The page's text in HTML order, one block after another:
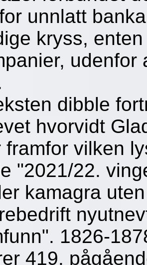
unnlatt
kryss,
dibble
hvorvidt
framfor vilken
"2021/22.
kamagra
1826-
419.